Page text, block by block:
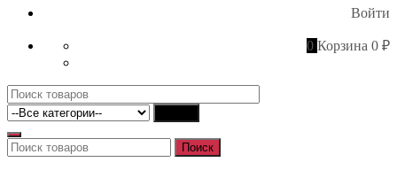
Войти
0 Корзина 0 ₽
Поиск
для:
Поиск
для:
Поиск